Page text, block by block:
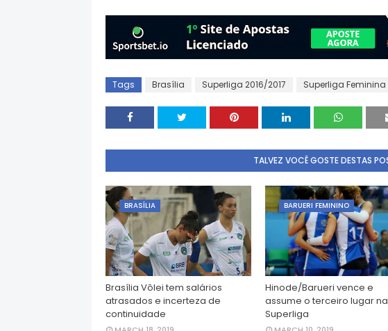
Tags Brasília Superliga 2016/2017 Superliga Feminina
TALVEZ VOCÊ GOSTE DESTAS
BRASÍLIA
Brasília Vôlei tem salários
atrasados e incerteza de
continuidade
BARUERI FEMININO
Hinode/Barueri vence e
assume o terceiro lugar na
Superliga